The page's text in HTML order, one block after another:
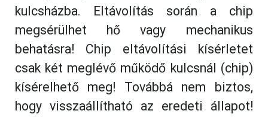
kulcsházba. Eltávolítás során a chip
megsérülhet hő vagy mechanikus
behatásra! Chip eltávolítási kísérletet
csak két meglévő működő kulcsnál (chip)
kísérelhető meg! Továbbá nem biztos,
hogy visszaállítható az eredeti állapot!